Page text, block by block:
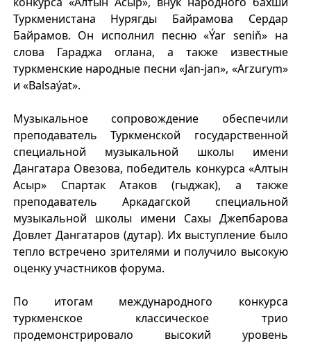
Туркменистана Нурягды Байрамова Сердар
Байрамов. Он исполнил песню «Ýar seniň» на
слова Гараджа оглана, а также известные
туркменские народные песни «Jan-jan», «Arzurym»
и «Balsaýat».
Музыкальное сопровождение обеспечили
преподаватель Туркменской государственной
специальной музыкальной школы имени
Дангатара Овезова, победитель конкурса «Алтын
Асыр» Спартак Атаков (гыджак), а также
преподаватель Аркадагской специальной
музыкальной школы имени Сахы Джепбарова
Довлет Дангатаров (дутар). Их выступление было
тепло встречено зрителями и получило высокую
оценку участников форума.
По итогам международного конкурса
туркменское классическое трио
продемонстрировало высокий уровень